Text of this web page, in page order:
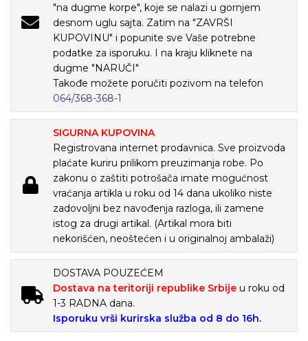
"na dugme korpe", koje se nalazi u gornjem
desnom uglu sajta. Zatim na "ZAVRŠI
KUPOVINU" i popunite sve Vaše potrebne
podatke za isporuku. I na kraju kliknete na
dugme "NARUČI"
Takođe možete poručiti pozivom na telefon
064/368-368-1
SIGURNA KUPOVINA
Registrovana internet prodavnica. Sve proizvoda
plaćate kuriru prilikom preuzimanja robe. Po
zakonu o zaštiti potrošača imate mogućnost
vraćanja artikla u roku od 14 dana ukoliko niste
zadovoljni bez navođenja razloga, ili zamene
istog za drugi artikal. (Artikal mora biti
nekorišćen, neoštećen i u originalnoj ambalaži)
DOSTAVA POUZEĆEM
Dostava na teritoriji republike Srbije u roku od
1-3 RADNA dana.
Isporuku vrši kurirska služba od 8 do 16h.